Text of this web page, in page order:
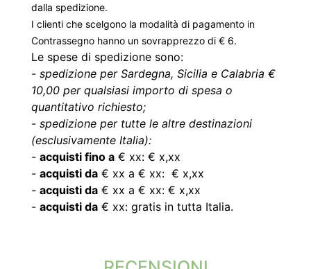
dalla spedizione.
I clienti che scelgono la modalità di pagamento in
Contrassegno hanno un sovrapprezzo di € 6.
Le spese di spedizione sono:
- spedizione per Sardegna, Sicilia e Calabria €
10,00 per qualsiasi importo di spesa o
quantitativo richiesto;
- spedizione per tutte le altre destinazioni
(esclusivamente Italia):
- acquisti fino a € xx: € x,xx
- acquisti da € xx a € xx: € x,xx
- acquisti da € xx a € xx: € x,xx
- acquisti da € xx: gratis in tutta Italia.